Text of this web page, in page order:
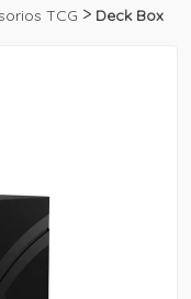
TCG > Deck Box